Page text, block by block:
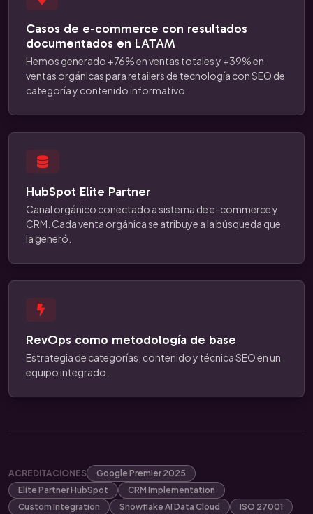
Casos de e-commerce con resultados
documentados en LATAM
Hemos generado +76% en ventas totales y +39% en
ventas orgánicas para retailers de tecnología con SEO de
categoría y contenido informativo.
HubSpot Elite Partner
Canal orgánico conectado a sistema de e-commerce y
CRM. Cada venta orgánica se atribuye a la búsqueda que
la generó.
RevOps como metodología de base
Estrategia de categorías, contenido y técnica SEO en un
equipo integrado.
ACREDITACIONES
Google Premier 2025
Elite Partner HubSpot
CRM Implementation
Custom Integration
Snowflake AI Data Cloud ISO 27001